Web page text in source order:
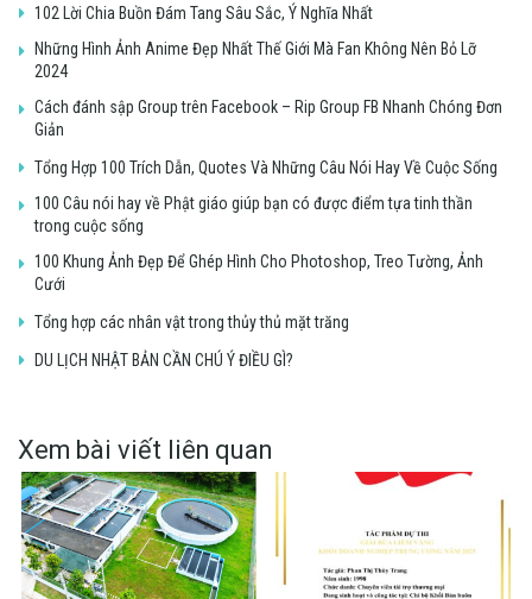
102 Lời Chia Buồn Đám Tang Sâu Sắc, Ý Nghĩa Nhất
Những Hình Ảnh Anime Đẹp Nhất Thế Giới Mà Fan Không Nên Bỏ Lỡ
2024
Cách đánh sập Group trên Facebook – Rip Group FB Nhanh Chóng Đơn
Giản
Tổng Hợp 100 Trích Dẫn, Quotes Và Những Câu Nói Hay Về Cuộc Sống
100 Câu nói hay về Phật giáo giúp bạn có được điểm tựa tinh thần
trong cuộc sống
100 Khung Ảnh Đẹp Để Ghép Hình Cho Photoshop, Treo Tường, Ảnh
Cưới
Tổng hợp các nhân vật trong thủy thủ mặt trăng
DU LỊCH NHẬT BẢN CẦN CHÚ Ý ĐIỀU GÌ?
Xem bài viết liên quan